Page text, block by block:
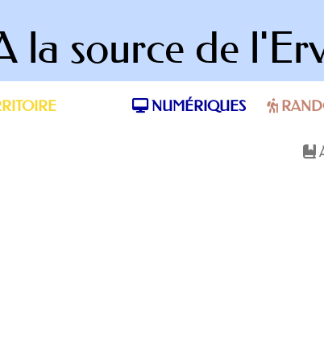
la source de
NUMÉRIQUES